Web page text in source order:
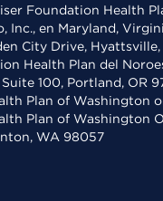
Foundation Health
Inc., en Maryland,
City Drive, Hyattsville,
Health Plan del
100, Portland, OR
Plan of Washington
Plan of Washington
WA 98057